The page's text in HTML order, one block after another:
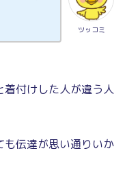
ツッコミ
付けした人が違う人
伝達が思い通りいか